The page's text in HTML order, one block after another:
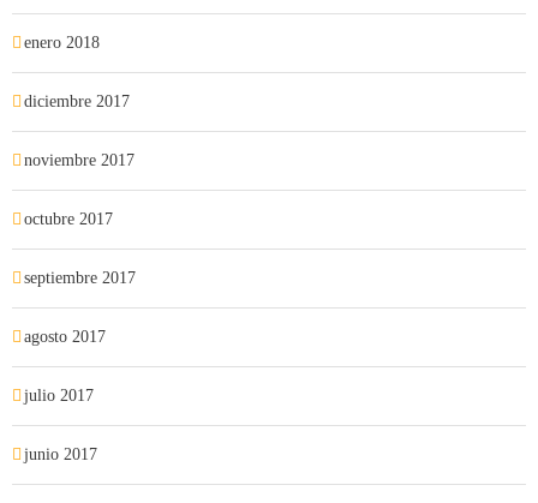
enero 2018
diciembre 2017
noviembre 2017
octubre 2017
septiembre 2017
agosto 2017
julio 2017
junio 2017